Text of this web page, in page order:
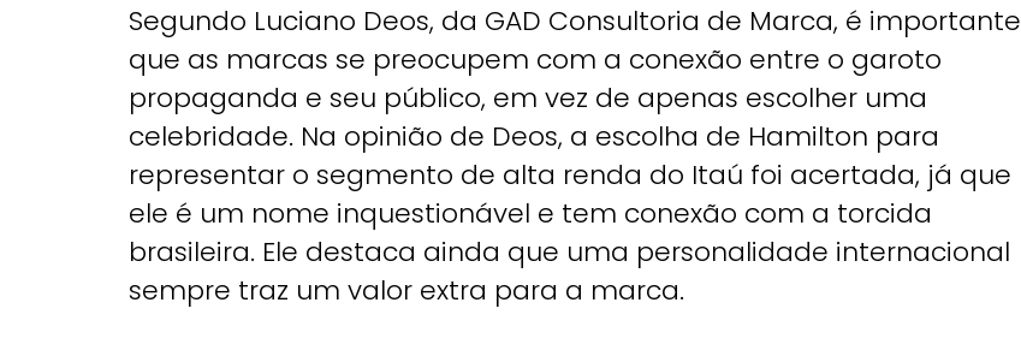
Segundo Luciano Deos, da GAD Consultoria de Marca, é importante
que as marcas se preocupem com a conexão entre o garoto
propaganda e seu público, em vez de apenas escolher uma
celebridade. Na opinião de Deos, a escolha de Hamilton para
representar o segmento de alta renda do Itaú foi acertada, já que
ele é um nome inquestionável e tem conexão com a torcida
brasileira. Ele destaca ainda que uma personalidade internacional
sempre traz um valor extra para a marca.